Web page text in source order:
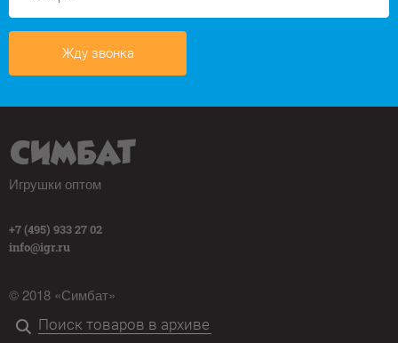
Жду звонка
Игрушки оптом
+7 (495) 933 27 02
info@igr.ru
© 2018 «Симбат»